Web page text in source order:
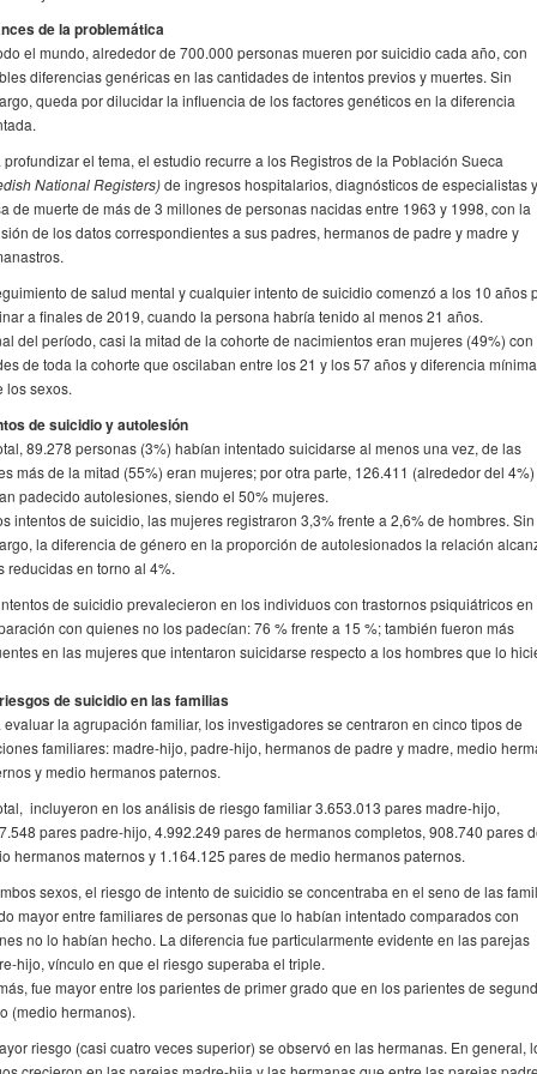
de la problemática
el mundo, alrededor de 700.000 personas mueren por suicidio cada año, con
diferencias genéricas en las cantidades de intentos previos y muertes. Sin
queda por dilucidar la influencia de los factores genéticos en la diferencia
profundizar el tema, el estudio recurre a los Registros de la Población Sueca
National Registers)de ingresos hospitalarios, diagnósticos de especialistas
de muerte de más de 3 millones de personas nacidas entre 1963 y 1998, con la
de los datos correspondientes a sus padres, hermanos de padre y madre y
de salud mental y cualquier intento de suicidio comenzó a los 10 años
a finales de 2019, cuando la persona habría tenido al menos 21 años.
del período, casi la mitad de la cohorte de nacimientos eran mujeres (49%) con
de toda la cohorte que oscilaban entre los 21 y los 57 años y diferencia mínima
los sexos.
de suicidio y autolesión
89.278 personas (3%) habían intentado suicidarse al menos una vez, de las
más de la mitad (55%) eran mujeres; por otra parte, 126.411 (alrededor del 4%)
padecido autolesiones, siendo el 50% mujeres.
intentos de suicidio, las mujeres registraron 3,3% frente a 2,6% de hombres. Sin
la diferencia de género en la proporción de autolesionados la relación
reducidas en torno al 4%.
de suicidio prevalecieron en los individuos con trastornos psiquiátricos en
con quienes no los padecían: 76 % frente a 15 %; también fueron más
en las mujeres que intentaron suicidarse respecto a los hombres que lo
de suicidio en las familias
evaluar la agrupación familiar, los investigadores se centraron en cinco tipos de
familiares: madre-hijo, padre-hijo, hermanos de padre y madre, medio
y medio hermanos paternos.
incluyeron en los análisis de riesgo familiar 3.653.013 pares madre-hijo,
pares padre-hijo, 4.992.249 pares de hermanos completos, 908.740 pares
hermanos maternos y 1.164.125 pares de medio hermanos paternos.
sexos, el riesgo de intento de suicidio se concentraba en el seno de las
mayor entre familiares de personas que lo habían intentado comparados con
no lo habían hecho. La diferencia fue particularmente evidente en las parejas
hijo, vínculo en que el riesgo superaba el triple.
fue mayor entre los parientes de primer grado que en los parientes de
(medio hermanos).
riesgo (casi cuatro veces superior) se observó en las hermanas. En general,